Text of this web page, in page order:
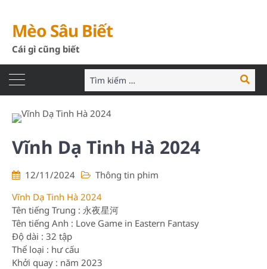
Mèo Sâu Biết
Cái gì cũng biết
Tìm
kiếm:
Tìm
kiếm
Vĩnh Dạ Tinh Hà 2024
12/11/2024
Thông tin phim
Vĩnh Dạ Tinh Hà 2024
Tên tiếng Trung : 永夜星河
Tên tiếng Anh : Love Game in Eastern Fantasy
Độ dài : 32 tập
Thể loại : hư cấu
Khởi quay : năm 2023